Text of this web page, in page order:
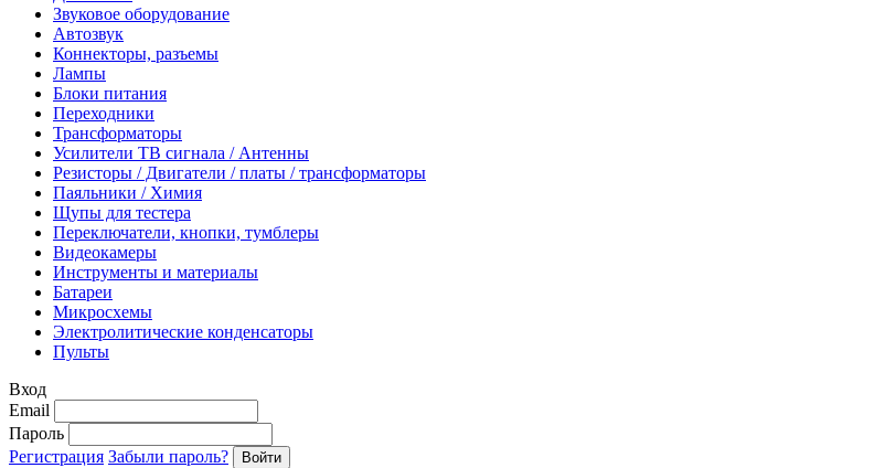
Звуковое оборудование
Автозвук
Коннекторы, разъемы
Лампы
Блоки питания
Переходники
Трансформаторы
Усилители ТВ сигнала / Антенны
Резисторы / Двигатели / платы / трансформаторы
Паяльники / Химия
Щупы для тестера
Переключатели, кнопки, тумблеры
Видеокамеры
Инструменты и материалы
Батареи
Микросхемы
Электролитические конденсаторы
Пульты
Вход
Email
Пароль
Регистрация Забыли пароль?